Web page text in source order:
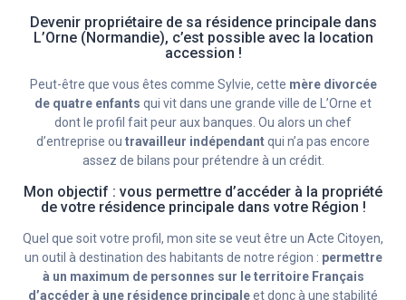
Devenir propriétaire de sa résidence principale dans
L’Orne (Normandie), c’est possible avec la location
accession !
Peut-être que vous êtes comme Sylvie, cette mère divorcée
de quatre enfants qui vit dans une grande ville de L’Orne et
dont le profil fait peur aux banques. Ou alors un chef
d’entreprise ou travailleur indépendantqui n’a pas encore
assez de bilans pour prétendre à un crédit.
Mon objectif : vous permettre d’accéder à la propriété
de votre résidence principale dans votre Région !
Quel que soit votre profil, mon site se veut être un Acte Citoyen,
un outil à destination des habitants de notre région : permettre
à un maximum de personnes sur le territoire Français
d’accéder à une résidence principaleet donc à une stabilité